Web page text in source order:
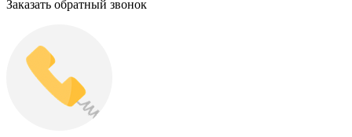
Заказать обратный звонок